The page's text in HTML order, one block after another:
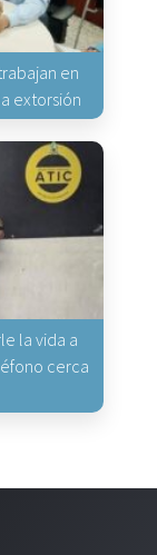
en
extorsión
la vida a
cerca